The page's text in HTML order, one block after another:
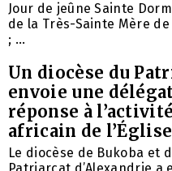
Jour de jeûne Sainte
de la Très-Sainte Mère
; ...
Un diocèse du
envoie une
réponse à
africain de
Le diocèse de Bukoba et